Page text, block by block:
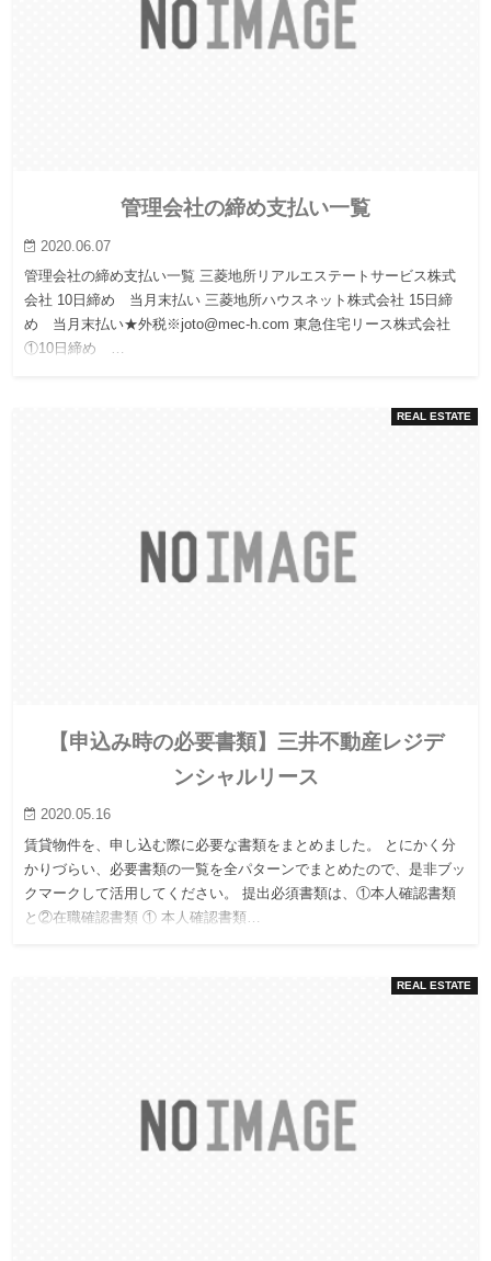
管理会社の締め支払い一覧
2020.06.07
管理会社の締め支払い一覧 三菱地所リアルエステートサービス株式
会社 10日締め 当月末払い 三菱地所ハウスネット株式会社 15日締
め 当月末払い★外税※joto@mec-h.com 東急住宅リース株式会社
①10日締め …
REAL ESTATE
【申込み時の必要書類】三井不動産レジデ
ンシャルリース
2020.05.16
賃貸物件を、申し込む際に必要な書類をまとめました。 とにかく分
かりづらい、必要書類の一覧を全パターンでまとめたので、是非ブッ
クマークして活用してください。 提出必須書類は、①本人確認書類
と②在職確認書類 ① 本人確認書類…
REAL ESTATE